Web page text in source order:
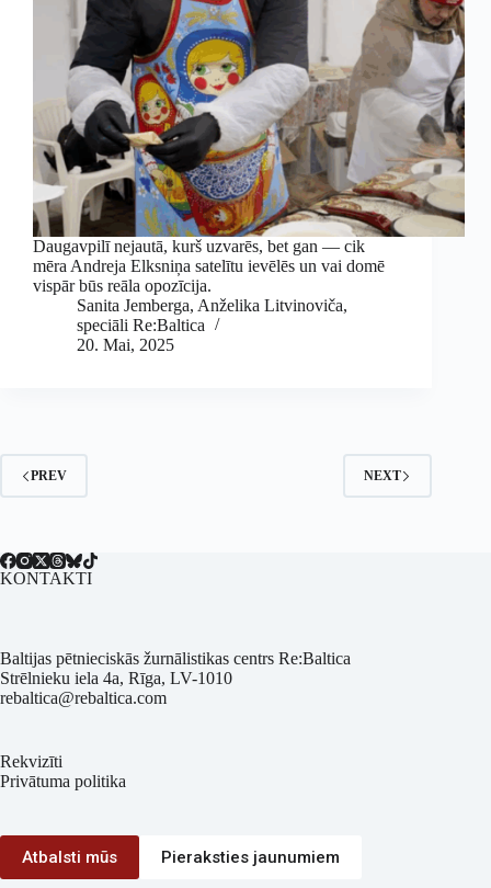
Daugavpilī nejautā, kurš uzvarēs, bet gan — cik
mēra Andreja Elksniņa satelītu ievēlēs un vai domē
vispār būs reāla opozīcija.
Sanita Jemberga, Anželika Litvinoviča,
speciāli Re:Baltica
20. Mai, 2025
PREV NEXT
KONTAKTI
Baltijas pētnieciskās žurnālistikas centrs Re:Baltica
Strēlnieku iela 4a, Rīga, LV-1010
rebaltica@rebaltica.com
Rekvizīti
Privātuma politika
Atbalsti mūs Pieraksties jaunumiem